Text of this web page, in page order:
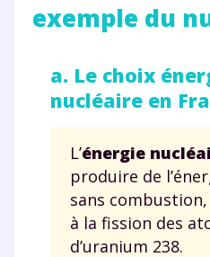
exemple du
a. Le choix
nucléaire en
L’énergie
produire de
sans
à la fission des
d’uranium 238.
Envie de
et de
année